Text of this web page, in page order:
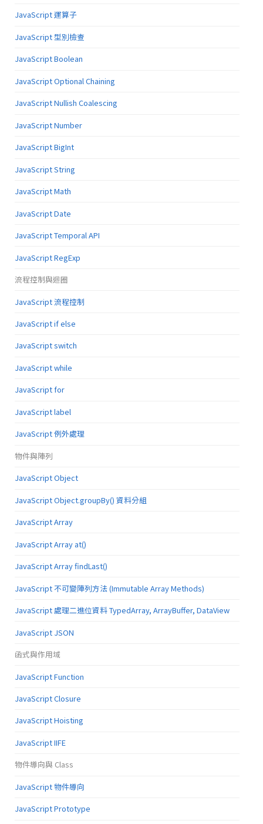
JavaScript 運算子
JavaScript 型別檢查
JavaScript Boolean
JavaScript Optional Chaining
JavaScript Nullish Coalescing
JavaScript Number
JavaScript BigInt
JavaScript String
JavaScript Math
JavaScript Date
JavaScript Temporal API
JavaScript RegExp
流程控制與迴圈
JavaScript 流程控制
JavaScript if else
JavaScript switch
JavaScript while
JavaScript for
JavaScript label
JavaScript 例外處理
物件與陣列
JavaScript Object
JavaScript Object.groupBy() 資料分組
JavaScript Array
JavaScript Array at()
JavaScript Array findLast()
JavaScript 不可變陣列方法 (Immutable Array Methods)
JavaScript 處理二進位資料 TypedArray, ArrayBuffer, DataView
JavaScript JSON
函式與作用域
JavaScript Function
JavaScript Closure
JavaScript Hoisting
JavaScript IIFE
物件導向與 Class
JavaScript 物件導向
JavaScript Prototype